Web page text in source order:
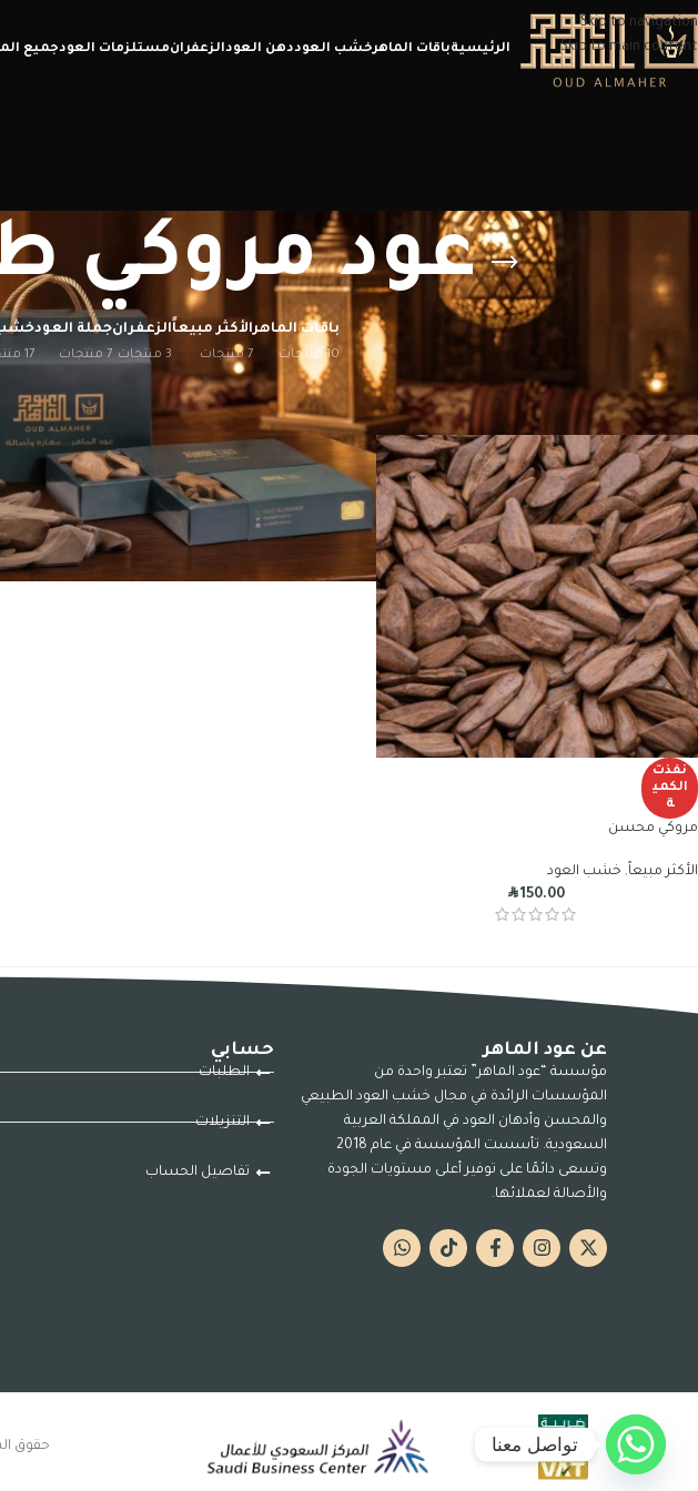
Skip to navigation
Skip to main content
الرئيسيةباقات الماهرخشب العوددهن العودالزعفرانمستلزمات العودجميع
عود مروكي
باقات الماهر
10 منتجات
الأكثر مبيعاً
7 منتجات
الزعفران
3 منتجات
جملة العود
7 منتجات
خشب
17 منتجات
الرئيسية/ منتجات تحت الوسم “عود مروكي طبيعي محسن”
نفذت
الكمي
ة
مروكي محسن
الأكثر مبيعاً, خشب العود
R150.00
عن عود الماهر
مؤسسة “عود الماهر” تعتبر واحدة من
المؤسسات الرائدة في مجال خشب العود الطبيعي
والمحسن وأدهان العود في المملكة العربية
السعودية. تأسست المؤسسة في عام 2018
وتسعى دائمًا على توفير أعلى مستويات الجودة
والأصالة لعملائها.
حسابي
الطلبات
التنزيلات
تفاصيل الحساب
حقوق الملكية تواصل معنا